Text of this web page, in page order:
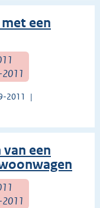
een
2011
een